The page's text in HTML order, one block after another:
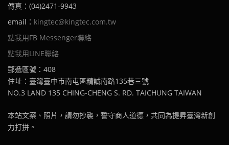
傳真：(04)2471-9943
email： kingtec@kingtec.com.tw
點我用FB Messenger聯絡
點我用LINE聯絡
郵遞區號：408
住址：臺灣臺中市南屯區精誠南路135巷三號
NO.3 LAND 135 CHING-CHENG S. RD. TAICHUNG TAIWAN
本站文案、照片，請勿抄襲，誓守商人道德，共同為提昇臺灣新創
力打拼。